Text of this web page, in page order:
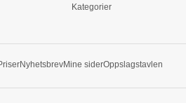
Kategorier
NyhetsbrevMine siderOppslagstavlen